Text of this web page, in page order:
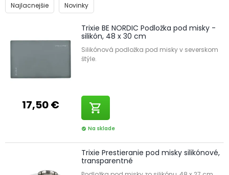
Najlacnejšie Novinky
17,50 €
Trixie BE NORDIC Podložka pod misky -
silikón, 48 x 30 cm
Silikónová podložka pod misky v severskom
štýle.
shopping_cart
check_circle Na sklade
Trixie Prestieranie pod misky silikónové,
transparentné